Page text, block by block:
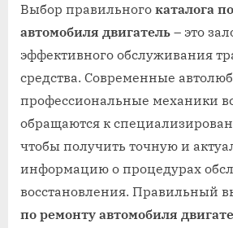
Выбор правильного каталога
автомобиля двигатель – это
эффективного обслуживания
средства. Современные
профессиональные механики
обращаются к
чтобы получить точную и
информацию о процедурах
восстановления. Правильный
по ремонту автомобиля